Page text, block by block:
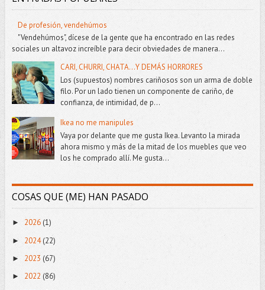
De profesión, vendehúmos
"Vendehúmos", dícese de la gente que ha encontrado en las redes
sociales un altavoz increíble para decir obviedades de manera...
CARI, CHURRI, CHATA...Y DEMÁS HORRORES
Los (supuestos) nombres cariñosos son un arma de doble
filo. Por un lado tienen un componente de cariño, de
confianza, de intimidad, de p...
Ikea no me manipules
Vaya por delante que me gusta Ikea. Levanto la mirada
ahora mismo y más de la mitad de los muebles que veo
los he comprado allí. Me gusta...
COSAS QUE (ME) HAN PASADO
► 2026(1)
► 2024(22)
► 2023 (67)
► 2022 (86)